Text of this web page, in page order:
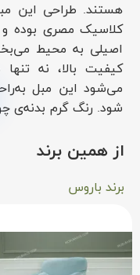
هستند. طراحی این
کلاسیک مصری بوده
اصیلی به محیط
کیفیت بالا، نه تنها
می‌شود این مبل
شود. رنگ گرم بدنه‌ی
به فضا اضافه می‌کند.
مبل تک نفره صبا
چرا باید مبل تک
این مبل-تک-نفره-
از همین برند
برند باروس